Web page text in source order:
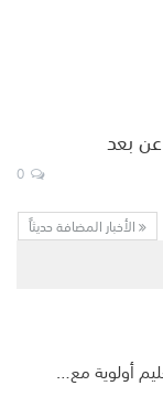
بعد
الأخبار المضافة حديثاً
أولوية مع…